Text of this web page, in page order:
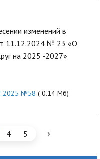
изменений в
11.12.2024 № 23 «О
на 2025 -2027»
№58 ( 0.14 Мб)
4 5 ›